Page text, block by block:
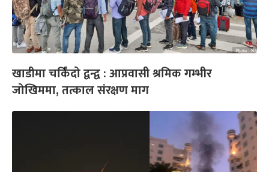
खाडीमा चर्किंदो द्वन्द्व : आप्रवासी श्रमिक गम्भीर
जोखिममा, तत्काल संरक्षण माग